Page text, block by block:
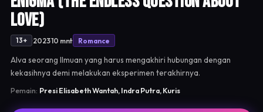
Love)
13+ ·2023·10 mnt· Romance
Alva seorang Ilmuan yang harus mengakhiri hubungan dengan
kekasihnya demi melakukan eksperimen terakhirnya.
Pemain: Presi Elisabeth Wantah, Indra Putra, Kuris